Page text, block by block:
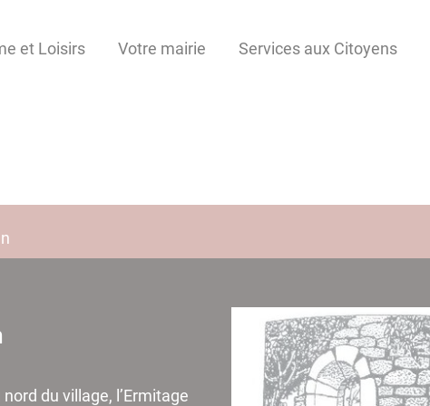
et Loisirs Votre mairie Services aux Citoyens
du village, l’Ermitage